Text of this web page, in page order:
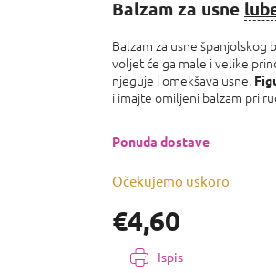
proizvoda
je
0,0
od
5
zvjezdica.
€4,60
Izmjeri
cijenu:
Očekujemo uskoro
Ponuda dostave
Balzam za usne
Balzam za usne španjolskog
voljet će ga male i velike
njeguje i omekšava usne.
i imajte omiljeni balzam pri
Ispis